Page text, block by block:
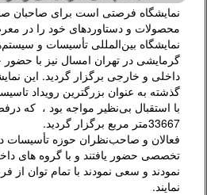
نمایشگاه‌‌ فرصتی است برای صاحبان
محصولات و دستاوردهای خود را در
نمایشگاه بین‌المللی تأسیسات و
گرمایشی در تهران امسال نیز با
داخلی و خارجی برگزار گردید. این
گذشته به عنوان بزرگترین رویداد
با استقبال بی‌نظیر مواجه بود ، که
33667متر مربع برگزار گردید.
فعالان و صاحب‌نظران حوزه تأسیسات
تخصصی حضور یافتند و با گروه های
نمودند و سعی نمودند با تمام توان
نمایند.